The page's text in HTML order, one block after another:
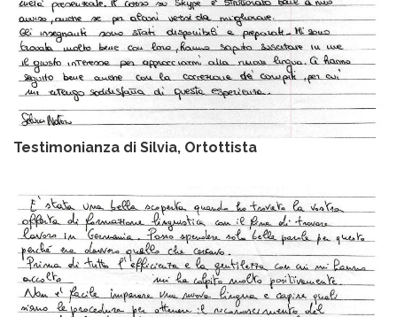
Testimonianza di Silvia, Ortottista